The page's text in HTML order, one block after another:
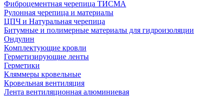
Фиброцементная черепица ТИСМА
Рулонная черепица и материалы
ЦПЧ и Натуральная черепица
Битумные и полимерные материалы для гидроизоляции
Ондулин
Комплектующие кровли
Герметизирующие ленты
Герметики
Кляммеры кровельные
Кровельная вентиляция
Лента вентиляционная алюминиевая